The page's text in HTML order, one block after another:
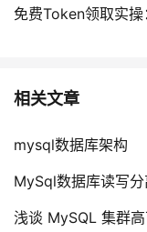
免费Token领取实
相关文章
mysql数据库架构
MySql数据库读写
浅谈 MySQL 集群